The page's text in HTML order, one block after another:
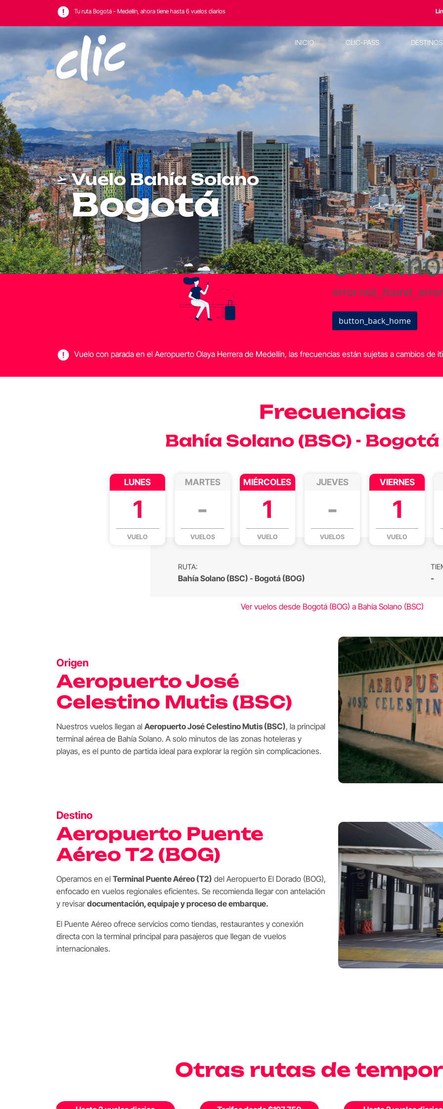
Tu ruta Bogotá - Medellín, ahora tiene hasta 6 vuelos diarios
INICIO CLIC-PASS
Vuelo Bahía Solano
Bogotá
Vuelo con parada en el Aeropuerto Olaya Herrera de Medellín, las frecuencias están sujetas a cambios de
Frecuencias
Bahía Solano (BSC) - Bogotá
LUNES
1
VUELO
MARTES
-
VUELOS
MIÉRCOLES
1
VUELO
JUEVES
-
VUELOS
VIERNES
1
VUELO
RUTA:
Bahía Solano (BSC) - Bogotá (BOG) -
Ver vuelos desde Bogotá (BOG) a Bahía Solano (BSC)
Origen
Aeropuerto José
Celestino Mutis (BSC)
Nuestros vuelos llegan al Aeropuerto José Celestino Mutis (BSC), la principal
terminal aérea de Bahía Solano. A solo minutos de las zonas hoteleras y
playas, es el punto de partida ideal para explorar la región sin complicaciones.
Destino
Aeropuerto Puente
Aéreo T2 (BOG)
Operamos en el Terminal Puente Aéreo (T2) del Aeropuerto El Dorado (BOG),
enfocado en vuelos regionales eficientes. Se recomienda llegar con antelación
y revisardocumentación, equipaje y proceso de embarque.
El Puente Aéreo ofrece servicios como tiendas, restaurantes y conexión
directa con la terminal principal para pasajeros que llegan de vuelos
internacionales.
Otras rutas de